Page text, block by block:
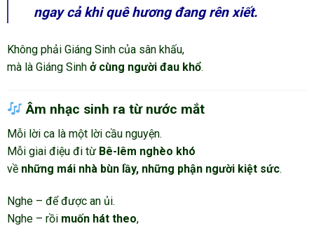
ngay cả khi quê hương đang rên xiết.
Không phải Giáng Sinh của sân khấu,
mà là Giáng Sinh ở cùng người đau khổ.
Âm nhạc sinh ra từ nước mắt
Mỗi lời ca là một lời cầu nguyện.
Mỗi giai điệu đi từ Bê-lêm nghèo khó
về những mái nhà bùn lầy, những phận người kiệt sức.
Nghe – để được an ủi.
Nghe – rồi muốn hát theo,